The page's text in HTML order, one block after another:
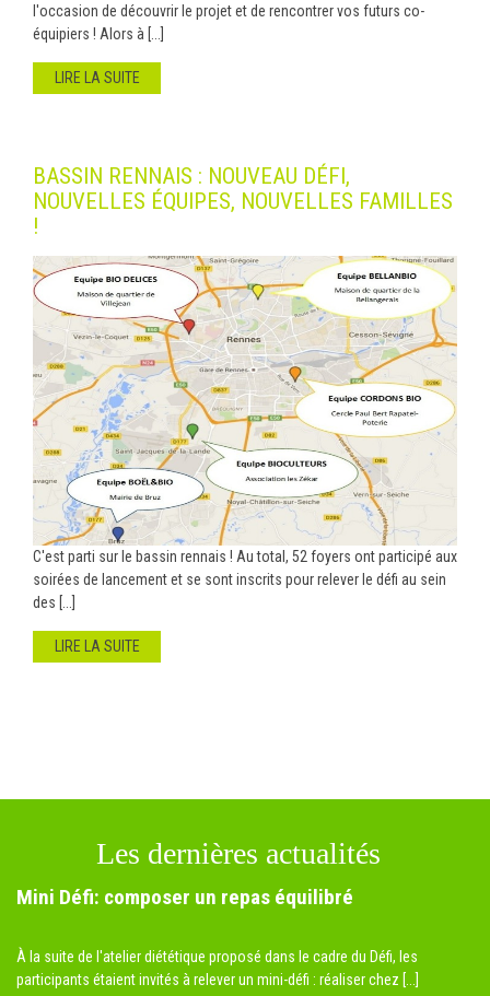
l'occasion de découvrir le projet et de rencontrer vos futurs co-
équipiers ! Alors à [...]
LIRE LA SUITE
BASSIN RENNAIS : NOUVEAU DÉFI,
NOUVELLES ÉQUIPES, NOUVELLES FAMILLES
!
C'est parti sur le bassin rennais ! Au total, 52 foyers ont participé aux
soirées de lancement et se sont inscrits pour relever le défi au sein
des [...]
LIRE LA SUITE
Les dernières actualités
Mini Défi: composer un repas équilibré
À la suite de l'atelier diététique proposé dans le cadre du Défi, les
participants étaient invités à relever un mini-défi : réaliser chez [...]